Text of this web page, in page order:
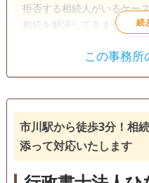
拒否する相続人がいるケー
相続を解決してきました。
銀行手続き
死後事務委任
この事務所
市川駅から徒歩3分！相
添って対応いたします